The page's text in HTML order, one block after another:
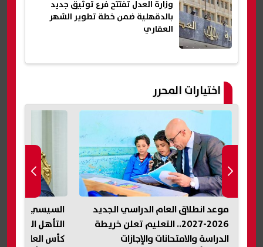
وزارة العدل تفتتح فرع توثيق جديد
بالدقهلية ضمن خطة تطوير الشهر
العقاري
اختيارات المحرر
موعد انطلاق العام الدراسي الجديد
2026-2027.. التعليم تعلن خريطة
الدراسة والامتحانات والإجازات
السيسي يهنئ
التأهل
كأس العالم لكرة